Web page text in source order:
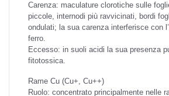
Carenza: maculature clorotiche sulle
piccole, internodi più ravvicinati, bordi
ondulati; la sua carenza interferisce con
ferro.
Eccesso: in suoli acidi la sua presenza
fitotossica.
Rame Cu (Cu+, Cu++)
Ruolo: concentrato principalmente nelle